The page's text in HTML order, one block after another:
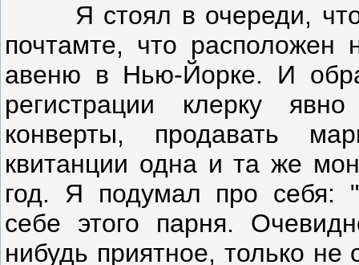
Я стоял в очереди,
почтамте, что расположен
авеню в Нью-Йорке. И
регистрации клерку
конверты, продавать
квитанции одна и та же
год. Я подумал про себя:
себе этого парня.
нибудь приятное, только